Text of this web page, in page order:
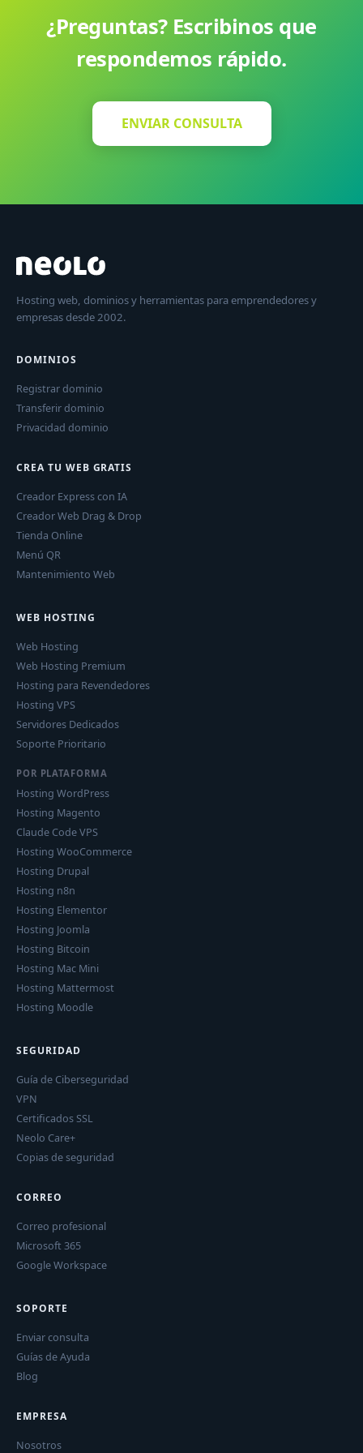
¿Preguntas? Escribinos que
respondemos rápido.
ENVIAR CONSULTA
Hosting web, dominios y herramientas para emprendedores y
empresas desde 2002.
DOMINIOS
Registrar dominio
Transferir dominio
Privacidad dominio
CREA TU WEB GRATIS
Creador Express con IA
Creador Web Drag & Drop
Tienda Online
Menú QR
Mantenimiento Web
WEB HOSTING
Web Hosting
Web Hosting Premium
Hosting para Revendedores
Hosting VPS
Servidores Dedicados
Soporte Prioritario
POR PLATAFORMA
Hosting WordPress
Hosting Magento
Claude Code VPS
Hosting WooCommerce
Hosting Drupal
Hosting n8n
Hosting Elementor
Hosting Joomla
Hosting Bitcoin
Hosting Mac Mini
Hosting Mattermost
Hosting Moodle
SEGURIDAD
Guía de Ciberseguridad
VPN
Certificados SSL
Neolo Care+
Copias de seguridad
CORREO
Correo profesional
Microsoft 365
Google Workspace
SOPORTE
Enviar consulta
Guías de Ayuda
Blog
EMPRESA
Nosotros